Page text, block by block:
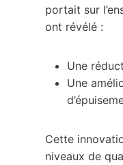
portait sur
ont révélé :
Une
Une
Cette
niveaux de